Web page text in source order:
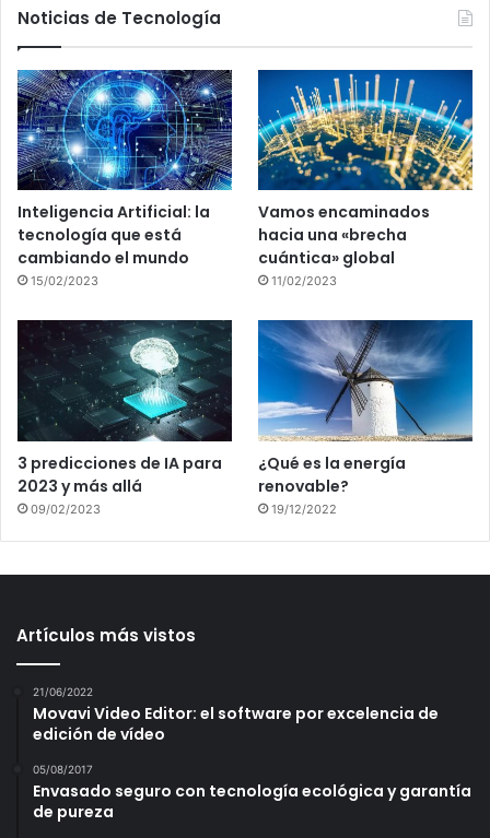
Noticias de Tecnología
Inteligencia Artificial: la
tecnología que está
cambiando el mundo
15/02/2023
Vamos encaminados
hacia una «brecha
cuántica» global
11/02/2023
3 predicciones de IA para
2023 y más allá
09/02/2023
¿Qué es la energía
renovable?
19/12/2022
Artículos más vistos
21/06/2022
Movavi Video Editor: el software por excelencia de
edición de vídeo
05/08/2017
Envasado seguro con tecnología ecológica y garantía
de pureza